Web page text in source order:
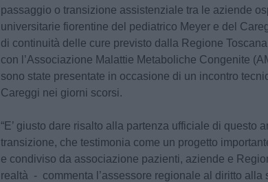
passaggio o transizione assistenziale tra le aziende
universitarie fiorentine del pediatrico Meyer e del
di continuità delle cure previsto dalla Regione
con l’Associazione Malattie Metaboliche Congenite
sono state presentate in occasione di un incontro
Careggi nei giorni scorsi.
“E’ giusto dare risalto alla partenza ufficiale di questo
transizione, che testimonia come un progetto
e condiviso da associazione pazienti, aziende e
realtà - commenta l’assessore regionale al diritto alla